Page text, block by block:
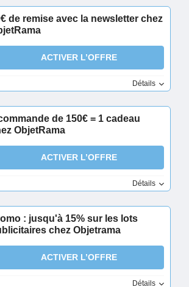
de remise avec la newsletter chez
ACTIVER L’OFFRE
Détails
de 150€ = 1 cadeau
ObjetRama
ACTIVER L’OFFRE
Détails
: jusqu'à 15% sur les lots
chez Objetrama
ACTIVER L’OFFRE
Détails